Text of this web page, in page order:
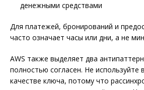
денежными средствами
Для платежей, бронирований и
часто означает часы или дни, а не
AWS также выделяет два
полностью согласен. Не используйте
качестве ключа, потому что